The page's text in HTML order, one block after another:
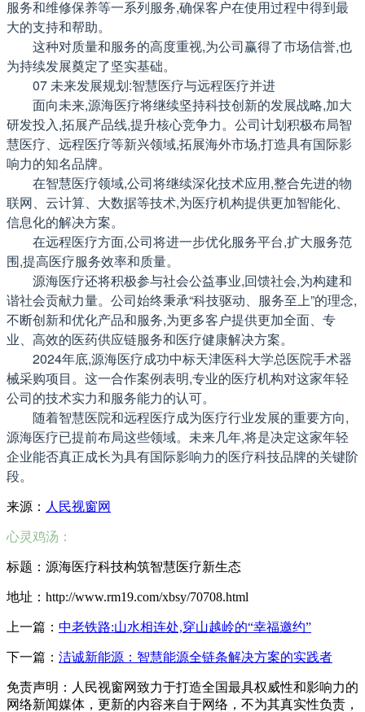
服务和维修保养等一系列服务,确保客户在使用过程中得到最
大的支持和帮助。
这种对质量和服务的高度重视,为公司赢得了市场信誉,也
为持续发展奠定了坚实基础。
07 未来发展规划:智慧医疗与远程医疗并进
面向未来,源海医疗将继续坚持科技创新的发展战略,加大
研发投入,拓展产品线,提升核心竞争力。公司计划积极布局智
慧医疗、远程医疗等新兴领域,拓展海外市场,打造具有国际影
响力的知名品牌。
在智慧医疗领域,公司将继续深化技术应用,整合先进的物
联网、云计算、大数据等技术,为医疗机构提供更加智能化、
信息化的解决方案。
在远程医疗方面,公司将进一步优化服务平台,扩大服务范
围,提高医疗服务效率和质量。
源海医疗还将积极参与社会公益事业,回馈社会,为构建和
谐社会贡献力量。公司始终秉承“科技驱动、服务至上”的理念,
不断创新和优化产品和服务,为更多客户提供更加全面、专
业、高效的医药供应链服务和医疗健康解决方案。
2024年底,源海医疗成功中标天津医科大学总医院手术器
械采购项目。这一合作案例表明,专业的医疗机构对这家年轻
公司的技术实力和服务能力的认可。
随着智慧医院和远程医疗成为医疗行业发展的重要方向,
源海医疗已提前布局这些领域。未来几年,将是决定这家年轻
企业能否真正成长为具有国际影响力的医疗科技品牌的关键阶
段。
来源： 人民视窗网
心灵鸡汤：
标题：源海医疗科技构筑智慧医疗新生态
地址：http://www.rm19.com/xbsy/70708.html
上一篇： 中老铁路:山水相连处,穿山越岭的“幸福邀约”
下一篇： 洁诚新能源：智慧能源全链条解决方案的实践者​
免责声明：人民视窗网致力于打造全国最具权威性和影响力的
网络新闻媒体，更新的内容来自于网络，不为其真实性负责，